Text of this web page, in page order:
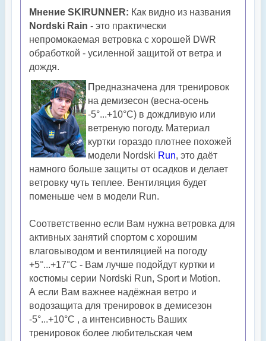
Мнение SKIRUNNER: Как видно из названия
Nordski Rain - это практически
непромокаемая ветровка с хорошей DWR
обработкой - усиленной защитой от ветра и
дождя.
Предназначена для тренировок
на демизесон (весна-осень
-5°...+10°С) в дождливую или
ветреную погоду. Материал
куртки гораздо плотнее похожей
модели Nordski Run, это даёт
намного больше защиты от осадков и делает
ветровку чуть теплее. Вентиляция будет
поменьше чем в модели Run.
Соответственно если Вам нужна ветровка для
активных занятий спортом с хорошим
влаговыводом и вентиляцией на погоду
+5°...+17°С - Вам лучше подойдут куртки и
костюмы серии Nordski Run, Sport и Motion.
А если Вам важнее надёжная ветро и
водозащита для тренировок в демисезон
-5°...+10°С , а интенсивность Ваших
тренировок более любительская чем